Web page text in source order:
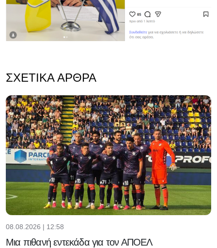
ΣΧΕΤΙΚΆ ΆΡΘΡΑ
08.08.2026 | 12:58
Μια πιθανή εντεκάδα για τον ΑΠΟΕΛ